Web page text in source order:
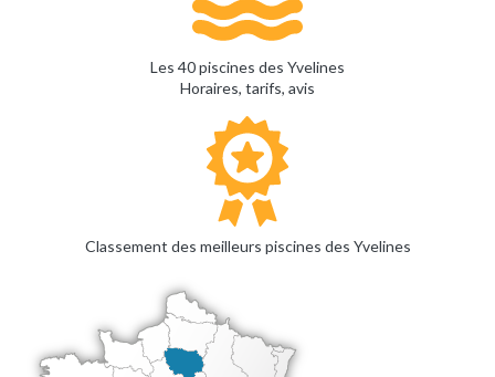
Les 40 piscines des Yvelines
Horaires, tarifs, avis
Classement des meilleurs piscines des Yvelines